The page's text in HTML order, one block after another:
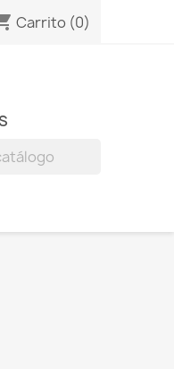
Carrito (0)